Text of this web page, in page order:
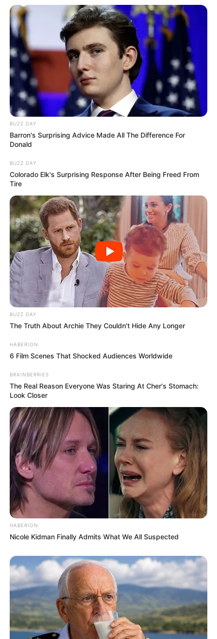
Il lui confie notamment qu’il pensait qu’ils
avanceraient plus vite et qu’il imaginait autre
chose pour l’après-mariage. “J’ai pensé que le
problème, c’était moi”, confie-t-il. Margaux, de
son côté, souhaite voir ce que leur relation
donnera dans la vraie vie et tente de le
rassurer.
énormément, je te trouve beau”, lui déclare-t-
Christophe se projette,
Margaux reste sur la
réserve
Ses mots font du bien à Christophe, qui lui
avoue qu’il se voit vraiment avec elle. Margaux
semble gênée et ne s’ouvre pas en retour.“Je
sens que quand je lui dis ça, ça la gêne un petit
peu. Elle ne me dit pas qu’elle aussi se voit avec
moi. Je ne m’attendais pas à ce qu’elle me dise
quoi que ce soit de fou”
aux caméras de M6.
Christophe demande ensuite comment Margaux
envisage la suite avec lui. Elle lui confie alors
qu’elle souhaite le revoir à Marseille et qu’elle
attend de voir comment leur relation pourrait
évoluer en dehors des caméras et dans
l’intimité. En effet, elle révèle qu’en public, elle
BUZZ DAY
Barron's Surprising Advice Made All The Difference For
Donald
BUZZ DAY
Colorado Elk's Surprising Response After Being Freed From
Tire
BUZZ DAY
The Truth About Archie They Couldn't Hide Any Longer
HABERION
6 Film Scenes That Shocked Audiences Worldwide
BRAINBERRIES
The Real Reason Everyone Was Staring At Cher's Stomach:
Look Closer
HABERION
Nicole Kidman Finally Admits What We All Suspected